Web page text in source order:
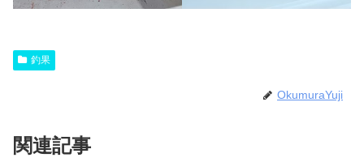
釣果
OkumuraYuji
関連記事